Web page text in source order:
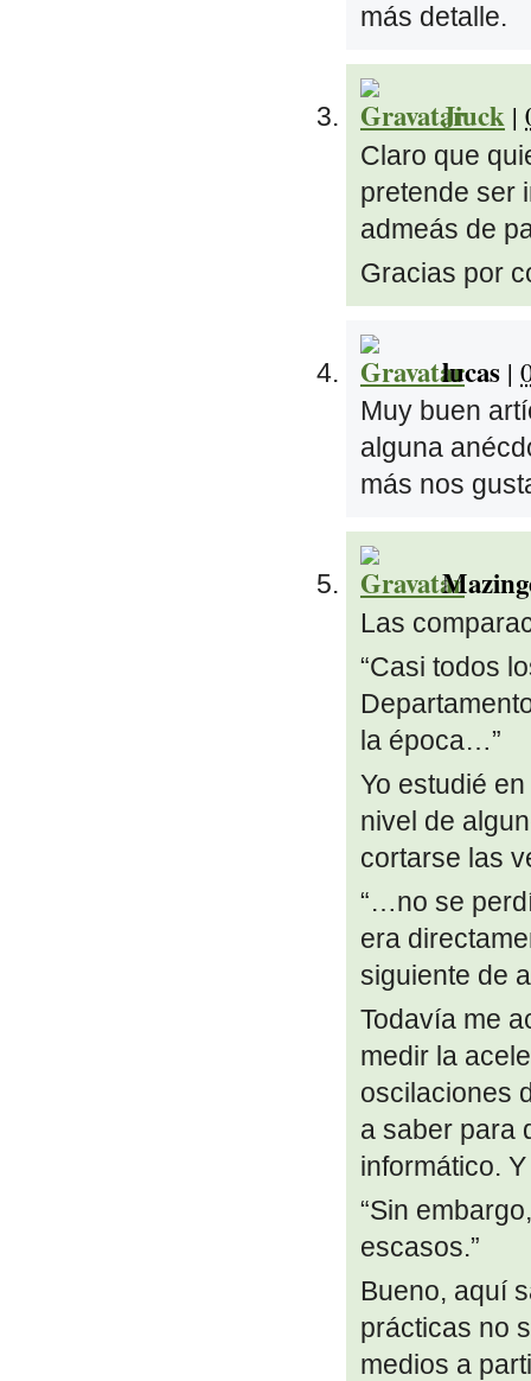
más detalle.
Jiuck |
Claro que
pretende ser
admeás de
Gracias por
lucas |
Muy buen
alguna
más nos
Las
“Casi todos
la época…”
Yo estudié
nivel de
cortarse las
“…no se
era
siguiente de
Todavía me
medir la
oscilaciones
a saber para
informático.
“Sin
escasos.”
Bueno, aquí
prácticas no
medios a